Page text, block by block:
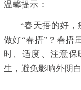
温馨提示：
“春天捂的好，
做好“春捂”？春捂
时、适度、注意
生，避免影响外阴